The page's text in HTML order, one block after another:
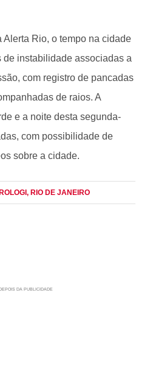
Alerta Rio, o tempo na cidade
instabilidade associadas a
com registro de pancadas
de raios. A
e a noite desta segunda-
com possibilidade de
sobre a cidade.
, RIO DE JANEIRO